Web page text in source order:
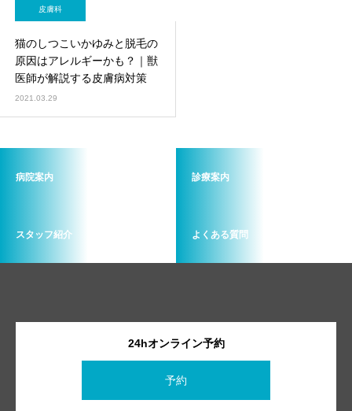
皮膚科
猫のしつこいかゆみと脱毛の
原因はアレルギーかも？｜獣
医師が解説する皮膚病対策
2021.03.29
病院案内 診療案内
スタッフ紹介 よくある質問
24hオンライン予約
予約